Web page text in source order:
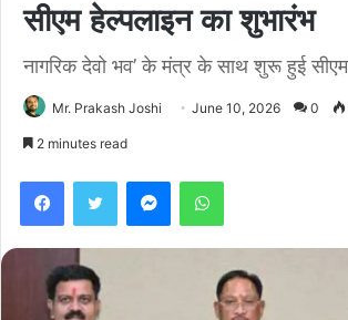
सीएम हेल्पलाइन का शुभारंभ
नागरिक देवो भव’ के मंत्र के साथ शुरू हुई
Mr. Prakash Joshi June 10, 2026 0
2 minutes read
FacebookTwitter MessengerWhatsApp